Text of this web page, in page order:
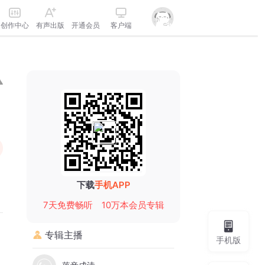
创作中心 有声出版 开通会员 客户端
下载手机APP
7天免费畅听
10万本会员专辑
专辑主播 手机版